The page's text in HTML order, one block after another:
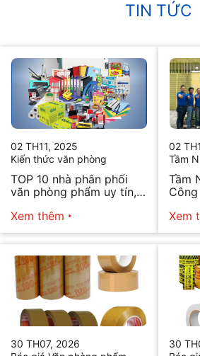
TIN TỨC
02 TH11, 2025
Kiến thức văn phòng
TOP 10 nhà phân phối
văn phòng phẩm uy tín,
Xem thêm
02
Tầm
Tầm
Xem
30 TH07, 2026
30